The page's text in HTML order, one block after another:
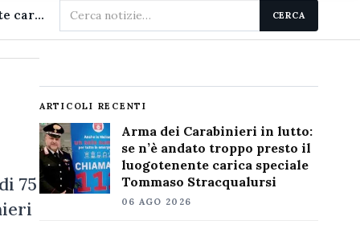
Arma dei Carabinieri in lutto: se n'è andato troppo presto il luogotenente carica speciale Tommaso Stracqualursi
Cerca
nel
CERCA
75
ARTICOLI RECENTI
Arma dei Carabinieri in lutto:
se n’è andato troppo presto il
luogotenente carica speciale
Tommaso Stracqualursi
06 AGO 2026